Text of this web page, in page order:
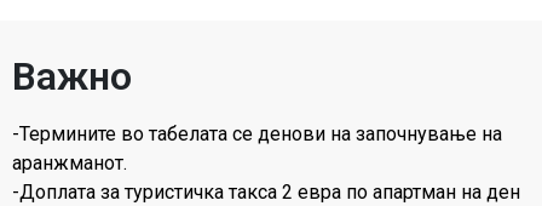
Важно
-Термините во табелата се денови на започнување на
аранжманот.
-Доплата за туристичка такса 2 евра по апартман на ден